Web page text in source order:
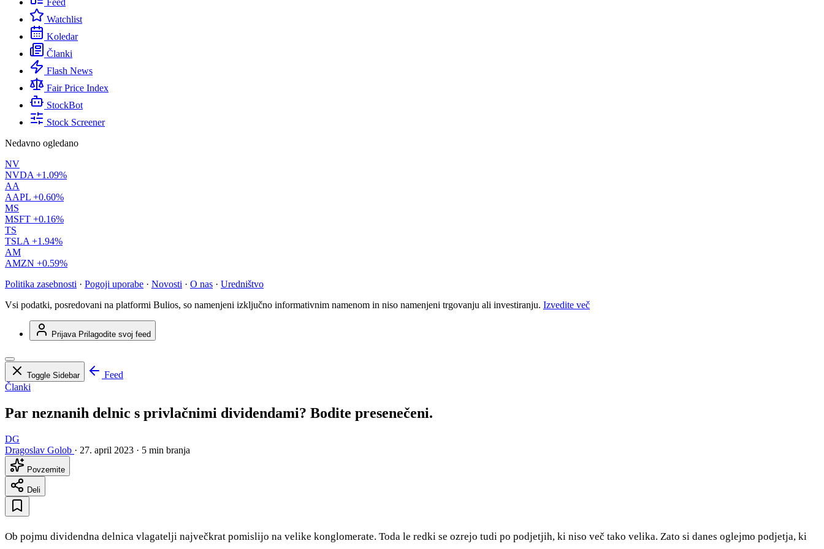
Feed
Watchlist
Koledar
Članki
Flash News
Fair Price Index
StockBot
Stock Screener
Nedavno ogledano
NV
NVDA +1.09%
AA
AAPL +0.60%
MS
MSFT +0.16%
TS
TSLA +1.94%
AM
AMZN +0.59%
Politika zasebnosti · Pogoji uporabe · Novosti · O nas · Uredništvo
Vsi podatki, posredovani na platformi Bulios, so namenjeni izključno informativnim namenom in niso namenjeni trgovanju ali investiranju. Izvedite več
Prijava Prilagodite svoj feed
Toggle Sidebar
Feed
Članki
Par neznanih delnic s privlačnimi dividendami? Bodite presenečeni.
DG
Dragoslav Golob · 27. april 2023 · 5 min branja
Povzemite
Deli
Ob pojmu dividendna delnica vlagatelji največkrat pomislijo na velike konglomerate. Toda le redki se ozrejo tudi po podjetjih, ki niso več tako velika. Zato si danes oglejmo podjetja, ki